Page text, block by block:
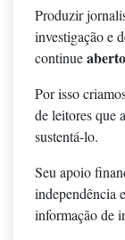
Produzir
investigação e
continue
Por isso
de leitores que
sustentá-lo.
Seu apoio
independência
informação de